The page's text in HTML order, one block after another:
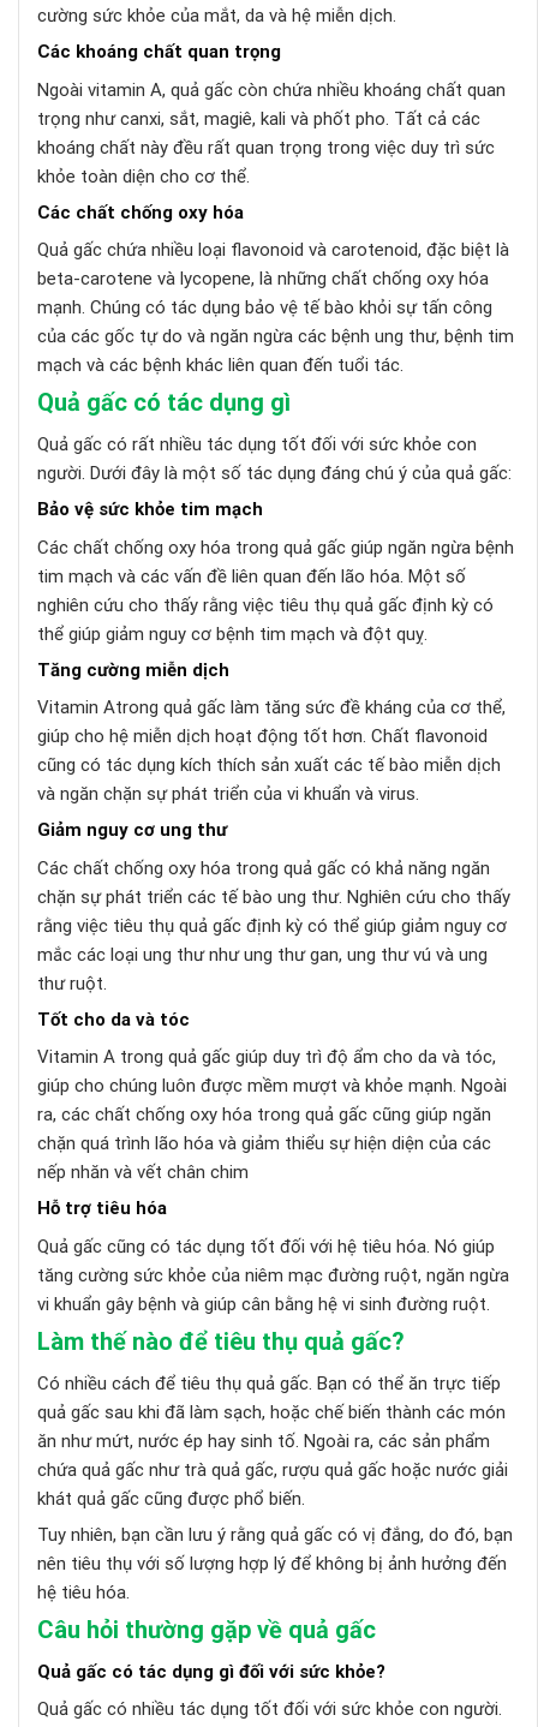
cường sức khỏe của mắt, da và hệ miễn dịch.
Các khoáng chất quan trọng
Ngoài vitamin A, quả gấc còn chứa nhiều khoáng chất quan
trọng như canxi, sắt, magiê, kali và phốt pho. Tất cả các
khoáng chất này đều rất quan trọng trong việc duy trì sức
khỏe toàn diện cho cơ thể.
Các chất chống oxy hóa
Quả gấc chứa nhiều loại flavonoid và carotenoid, đặc biệt là
beta-carotene và lycopene, là những chất chống oxy hóa
mạnh. Chúng có tác dụng bảo vệ tế bào khỏi sự tấn công
của các gốc tự do và ngăn ngừa các bệnh ung thư, bệnh tim
mạch và các bệnh khác liên quan đến tuổi tác.
Quả gấc có tác dụng gì
Quả gấc có rất nhiều tác dụng tốt đối với sức khỏe con
người. Dưới đây là một số tác dụng đáng chú ý của quả gấc:
Bảo vệ sức khỏe tim mạch
Các chất chống oxy hóa trong quả gấc giúp ngăn ngừa bệnh
tim mạch và các vấn đề liên quan đến lão hóa. Một số
nghiên cứu cho thấy rằng việc tiêu thụ quả gấc định kỳ có
thể giúp giảm nguy cơ bệnh tim mạch và đột quỵ.
Tăng cường miễn dịch
Vitamin Atrong quả gấc làm tăng sức đề kháng của cơ thể,
giúp cho hệ miễn dịch hoạt động tốt hơn. Chất flavonoid
cũng có tác dụng kích thích sản xuất các tế bào miễn dịch
và ngăn chặn sự phát triển của vi khuẩn và virus.
Giảm nguy cơ ung thư
Các chất chống oxy hóa trong quả gấc có khả năng ngăn
chặn sự phát triển các tế bào ung thư. Nghiên cứu cho thấy
rằng việc tiêu thụ quả gấc định kỳ có thể giúp giảm nguy cơ
mắc các loại ung thư như ung thư gan, ung thư vú và ung
thư ruột.
Tốt cho da và tóc
Vitamin A trong quả gấc giúp duy trì độ ẩm cho da và tóc,
giúp cho chúng luôn được mềm mượt và khỏe mạnh. Ngoài
ra, các chất chống oxy hóa trong quả gấc cũng giúp ngăn
chặn quá trình lão hóa và giảm thiểu sự hiện diện của các
nếp nhăn và vết chân chim
Hỗ trợ tiêu hóa
Quả gấc cũng có tác dụng tốt đối với hệ tiêu hóa. Nó giúp
tăng cường sức khỏe của niêm mạc đường ruột, ngăn ngừa
vi khuẩn gây bệnh và giúp cân bằng hệ vi sinh đường ruột.
Làm thế nào để tiêu thụ quả gấc?
Có nhiều cách để tiêu thụ quả gấc. Bạn có thể ăn trực tiếp
quả gấc sau khi đã làm sạch, hoặc chế biến thành các món
ăn như mứt, nước ép hay sinh tố. Ngoài ra, các sản phẩm
chứa quả gấc như trà quả gấc, rượu quả gấc hoặc nước giải
khát quả gấc cũng được phổ biến.
Tuy nhiên, bạn cần lưu ý rằng quả gấc có vị đắng, do đó, bạn
nên tiêu thụ với số lượng hợp lý để không bị ảnh hưởng đến
hệ tiêu hóa.
Câu hỏi thường gặp về quả gấc
Quả gấc có tác dụng gì đối với sức khỏe?
Quả gấc có nhiều tác dụng tốt đối với sức khỏe con người.